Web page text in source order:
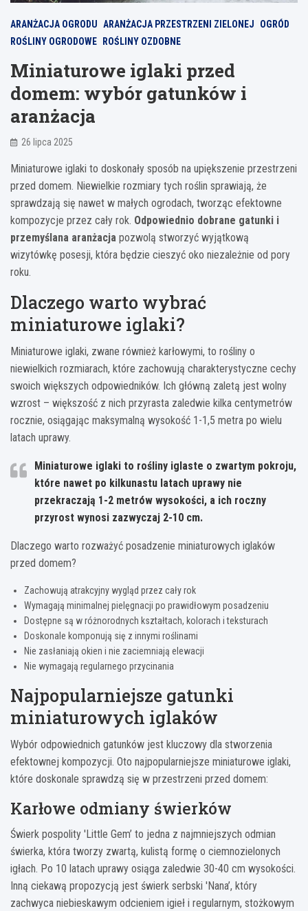
ARANŻACJA OGRODU ARANŻACJA PRZESTRZENI ZIELONEJ
OGRÓD
ROŚLINY OGRODOWE
ROŚLINY OZDOBNE
Miniaturowe iglaki przed
domem: wybór gatunków i
aranżacja
26 lipca 2025
Miniaturowe iglaki to doskonały sposób na upiększenie przestrzeni
przed domem. Niewielkie rozmiary tych roślin sprawiają, że
sprawdzają się nawet w małych ogrodach, tworząc efektowne
kompozycje przez cały rok. Odpowiednio dobrane gatunki i
przemyślana aranżacja pozwolą stworzyć wyjątkową
wizytówkę posesji, która będzie cieszyć oko niezależnie od pory
roku.
Dlaczego warto wybrać
miniaturowe iglaki?
Miniaturowe iglaki, zwane również karłowymi, to rośliny o
niewielkich rozmiarach, które zachowują charakterystyczne cechy
swoich większych odpowiedników. Ich główną zaletą jest wolny
wzrost – większość z nich przyrasta zaledwie kilka centymetrów
rocznie, osiągając maksymalną wysokość 1-1,5 metra po wielu
latach uprawy.
Miniaturowe iglaki to rośliny iglaste o zwartym pokroju,
które nawet po kilkunastu latach uprawy nie
przekraczają 1-2 metrów wysokości, a ich roczny
przyrost wynosi zazwyczaj 2-10 cm.
Dlaczego warto rozważyć posadzenie miniaturowych iglaków
przed domem?
Zachowują atrakcyjny wygląd przez cały rok
Wymagają minimalnej pielęgnacji po prawidłowym posadzeniu
Dostępne są w różnorodnych kształtach, kolorach i teksturach
Doskonale komponują się z innymi roślinami
Nie zasłaniają okien i nie zaciemniają elewacji
Nie wymagają regularnego przycinania
Najpopularniejsze gatunki
miniaturowych iglaków
Wybór odpowiednich gatunków jest kluczowy dla stworzenia
efektownej kompozycji. Oto najpopularniejsze miniaturowe iglaki,
które doskonale sprawdzą się w przestrzeni przed domem:
Karłowe odmiany świerków
Świerk pospolity 'Little Gem’ to jedna z najmniejszych odmian
świerka, która tworzy zwartą, kulistą formę o ciemnozielonych
igłach. Po 10 latach uprawy osiąga zaledwie 30-40 cm wysokości.
Inną ciekawą propozycją jest świerk serbski 'Nana’, który
zachwyca niebieskawym odcieniem igieł i regularnym, stożkowym